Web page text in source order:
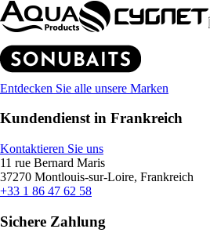
Entdecken Sie alle unsere Marken
Kundendienst in Frankreich
Kontaktieren Sie uns
11 rue Bernard Maris
37270 Montlouis-sur-Loire, Frankreich
+33 1 86 47 62 58
Sichere Zahlung